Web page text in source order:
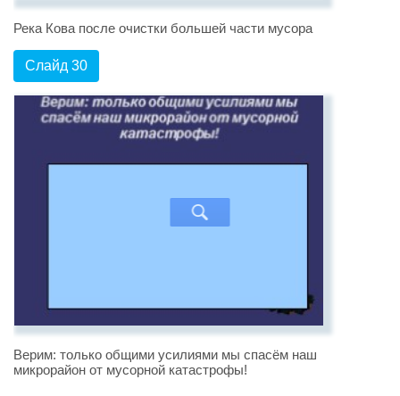
Река Кова после очистки большей части мусора
Слайд 30
Верим: только общими усилиями мы спасём наш
микрорайон от мусорной катастрофы!